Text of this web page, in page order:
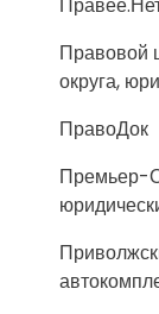
Правовой
округа,
ПравоДок
Премьер-